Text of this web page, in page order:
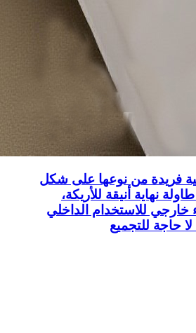
فريدة من نوعها على شكل
نهاية أنيقة للأريكة،
للاستخدام الداخلي
حاجة للتجميع